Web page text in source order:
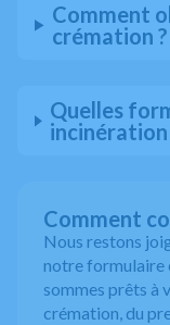
Comment
crémation ?
Quelles
incinération
Comment
Nous restons
notre formulaire
sommes prêts à
crémation, du